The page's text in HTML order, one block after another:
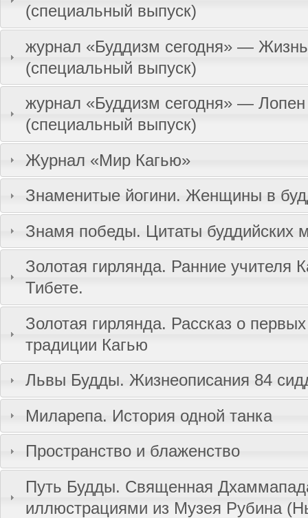
(специальный выпуск)
журнал «Буддизм сегодня» —
(специальный выпуск)
журнал «Буддизм сегодня» —
(специальный выпуск)
Журнал «Мир Кагью»
Знаменитые йогини. Женщины в
Знамя победы. Цитаты буддийских
Золотая гирлянда. Ранние учителя
Тибете.
Золотая гирлянда. Рассказ о
традиции Кагью
Львы Будды. Жизнеописания 84
Миларепа. История одной танка
Пространство и блаженство
Путь Будды. Священная
иллюстрациями из Музея Рубина